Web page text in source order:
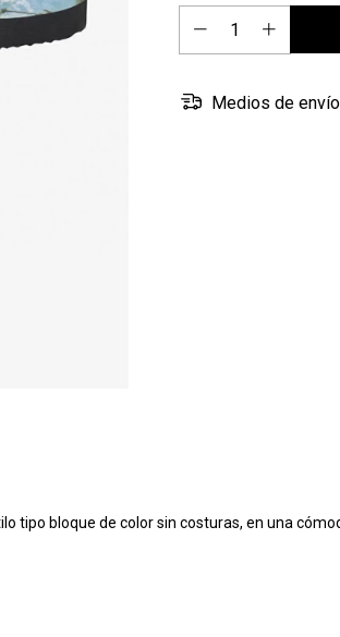
Medios de envío
tipo bloque de color sin costuras, en una